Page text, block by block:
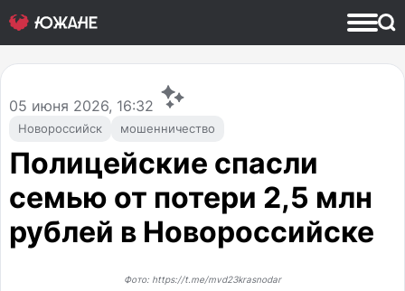
Новороссийск мошенничество
05 июня 2026, 16:32
Полицейские спасли
семью от потери 2,5 млн
рублей в Новороссийске
Фото: https://t.me/mvd23krasnodar